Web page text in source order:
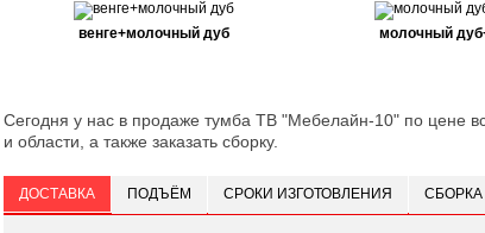
венге+молочный дуб молочный
Сегодня у нас в продаже тумба ТВ "Мебелайн-10" по цене
и области, а также заказать сборку.
ДОСТАВКА ПОДЪЁМ СРОКИ ИЗГОТОВЛЕНИЯ СБОРКА